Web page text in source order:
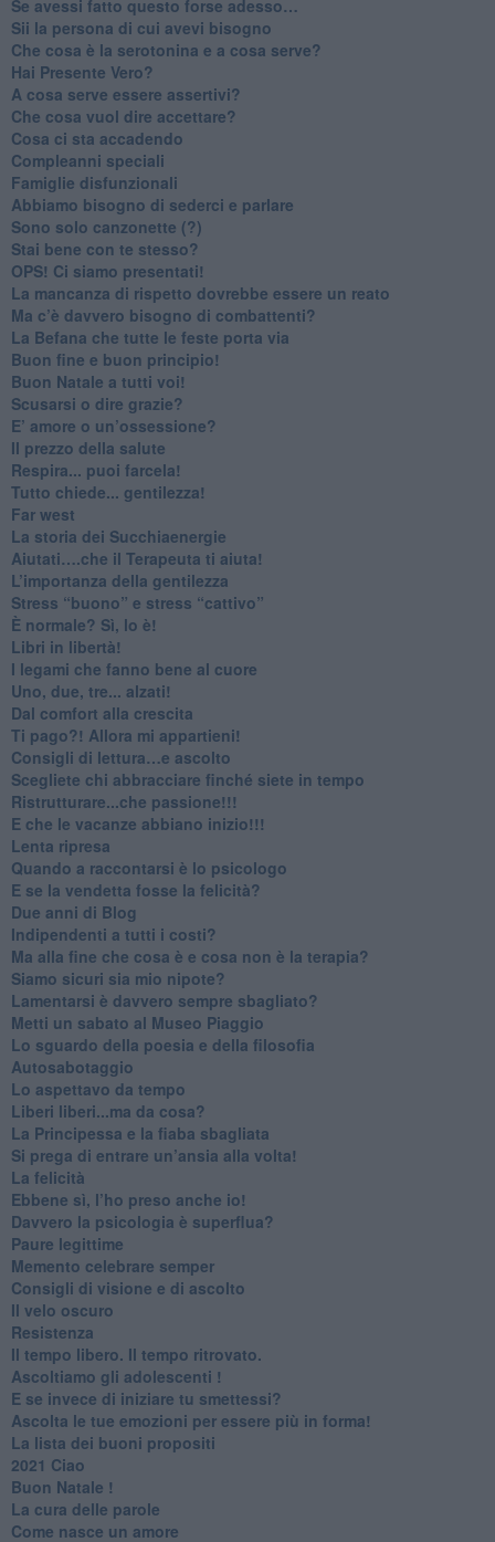
​Se avessi fatto questo forse adesso…
​Sii la persona di cui avevi bisogno
Che cosa è la serotonina e a cosa serve?
​Hai Presente Vero?
A cosa serve essere assertivi?
​Che cosa vuol dire accettare?
​Cosa ci sta accadendo
​Compleanni speciali
​Famiglie disfunzionali
​Abbiamo bisogno di sederci e parlare
Sono solo canzonette (?)
​Stai bene con te stesso?
​OPS! Ci siamo presentati!
​La mancanza di rispetto dovrebbe essere un reato
​Ma c’è davvero bisogno di combattenti?
​La Befana che tutte le feste porta via
Buon fine e buon principio!
​Buon Natale a tutti voi!
​Scusarsi o dire grazie?
​E’ amore o un’ossessione?
​Il prezzo della salute
​Respira... puoi farcela!
​Tutto chiede... gentilezza!
​Far west
​La storia dei Succhiaenergie
​Aiutati….che il Terapeuta ti aiuta!
​L’importanza della gentilezza
​Stress “buono” e stress “cattivo”
​È normale? Sì, lo è!
​Libri in libertà!
​I legami che fanno bene al cuore
Uno, due, tre... alzati!​
​Dal comfort alla crescita
​Ti pago?! Allora mi appartieni!​
​Consigli di lettura…e ascolto
​Scegliete chi abbracciare finché siete in tempo
​Ristrutturare...che passione!!!
​E che le vacanze abbiano inizio!!!
​Lenta ripresa
​Quando a raccontarsi è lo psicologo
​E se la vendetta fosse la felicità?
​Due anni di Blog
​Indipendenti a tutti i costi?
​Ma alla fine che cosa è e cosa non è la terapia?
​Siamo sicuri sia mio nipote?
​Lamentarsi è davvero sempre sbagliato?
​Metti un sabato al Museo Piaggio
​Lo sguardo della poesia e della filosofia
Autosabotaggio
​Lo aspettavo da tempo
​Liberi liberi...ma da cosa?
​La Principessa e la fiaba sbagliata
Si prega di entrare un’ansia alla volta!
​La felicità
​Ebbene sì, l’ho preso anche io!
​Davvero la psicologia è superflua?
Paure legittime
​Memento celebrare semper
​Consigli di visione e di ascolto
​Il velo oscuro
Resistenza
​Il tempo libero. Il tempo ritrovato.
Ascoltiamo gli adolescenti !
​E se invece di iniziare tu smettessi?
​Ascolta le tue emozioni per essere più in forma!
​La lista dei buoni propositi
2021 Ciao
Buon Natale !
​La cura delle parole
​Come nasce un amore